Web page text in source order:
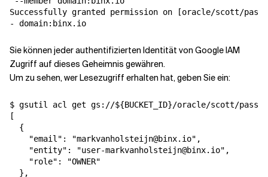
Successfully granted permission on [oracle/scott/
Sie können jeder authentifizierten Identität von Google IAM
Zugriff auf dieses Geheimnis gewähren.
Um zu sehen, wer Lesezugriff erhalten hat, geben Sie ein:
$ gsutil acl get gs://${BUCKET_ID}/oracle/scott/
[
  {
    "email": "markvanholsteijn@binx.io",
    "entity": "user-markvanholsteijn@binx.io",
    "role": "OWNER"
  },